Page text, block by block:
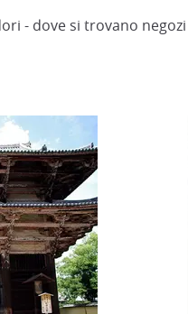
- dove si trovano